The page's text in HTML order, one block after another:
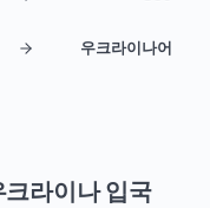
우크라이나어
라이나 입국